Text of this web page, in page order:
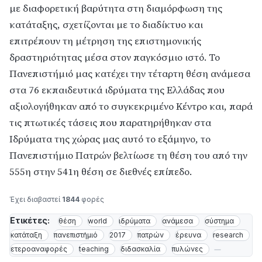
με διαφορετική βαρύτητα στη διαμόρφωση της
κατάταξης, σχετίζονται με το διαδίκτυο και
επιτρέπουν τη μέτρηση της επιστημονικής
δραστηριότητας μέσα στον παγκόσμιο ιστό. Το
Πανεπιστήμιό μας κατέχει την τέταρτη θέση ανάμεσα
στα 76 εκπαιδευτικά ιδρύματα της Ελλάδας που
αξιολογήθηκαν από το συγκεκριμένο Κέντρο και, παρά
τις πτωτικές τάσεις που παρατηρήθηκαν στα
Ιδρύματα της χώρας μας αυτό το εξάμηνο, το
Πανεπιστήμιο Πατρών βελτίωσε τη θέση του από την
555η στην 541η θέση σε διεθνές επίπεδο.
Έχει διαβαστεί 1844 φορές
Ετικέτες: θέση world ιδρύματα ανάμεσα
σύστημα
κατάταξη
πανεπιστήμιό 2017 πατρών έρευνα
research
ετεροαναφορές
teaching διδασκαλία πυλώνες